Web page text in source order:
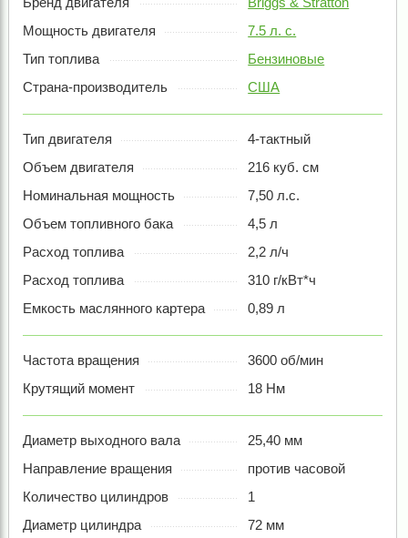
Мощность двигателя
7.5 л. с.
Тип топлива
Бензиновые
Страна-производитель
США
Тип двигателя
4-тактный
Объем двигателя
216 куб. см
Номинальная мощность
7,50 л.с.
Объем топливного бака
4,5 л
Расход топлива
2,2 л/ч
Расход топлива
310 г/кВт*ч
Емкость маслянного картера
0,89 л
Частота вращения
3600 об/мин
Крутящий момент
18 Нм
Диаметр выходного вала
25,40 мм
Направление вращения
против часовой
Количество цилиндров
1
Диаметр цилиндра
72 мм